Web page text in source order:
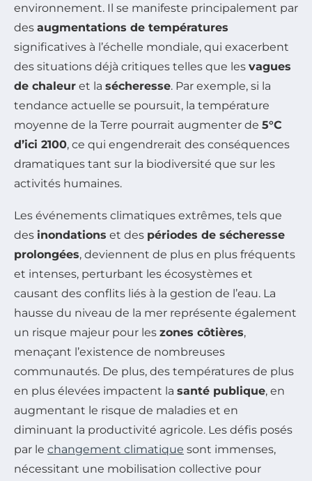
environnement. Il se manifeste principalement par
des augmentations de températures
significatives à l’échelle mondiale, qui exacerbent
des situations déjà critiques telles que les vagues
de chaleur et la sécheresse. Par exemple, si la
tendance actuelle se poursuit, la température
moyenne de la Terre pourrait augmenter de 5°C
d’ici 2100, ce qui engendrerait des conséquences
dramatiques tant sur la biodiversité que sur les
activités humaines.
Les événements climatiques extrêmes, tels que
des inondations et des périodes de sécheresse
prolongées, deviennent de plus en plus fréquents
et intenses, perturbant les écosystèmes et
causant des conflits liés à la gestion de l’eau. La
hausse du niveau de la mer représente également
un risque majeur pour les zones côtières,
menaçant l’existence de nombreuses
communautés. De plus, des températures de plus
en plus élevées impactent la santé publique, en
augmentant le risque de maladies et en
diminuant la productivité agricole. Les défis posés
par le changement climatique sont immenses,
nécessitant une mobilisation collective pour